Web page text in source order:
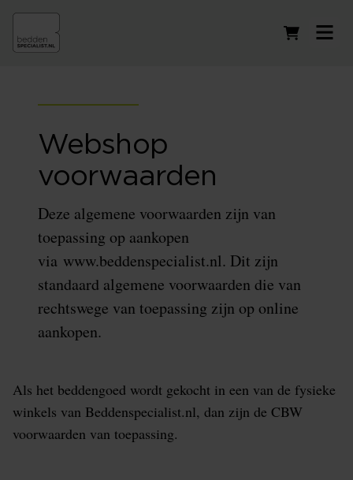
Webshop
voorwaarden
Deze algemene voorwaarden zijn van
toepassing op aankopen
via www.beddenspecialist.nl. Dit zijn
standaard algemene voorwaarden die van
rechtswege van toepassing zijn op online
aankopen.
Als het beddengoed wordt gekocht in een van de fysieke
winkels van Beddenspecialist.nl, dan zijn de CBW
voorwaarden van toepassing.